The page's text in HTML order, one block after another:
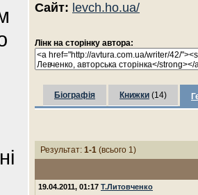
Сайт: levch.ho.ua/
Лінк на сторінку автора:
Біографія Книжки (14)
Результат: 1-1 (всього 1)
19.04.2011, 01:17 Т.Литовченко